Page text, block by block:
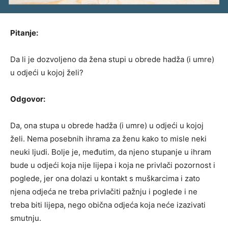
Pitanje:
Da li je dozvoljeno da žena stupi u obrede hadža (i umre)
u odjeći u kojoj želi?
Odgovor:
Da, ona stupa u obrede hadža (i umre) u odjeći u kojoj
želi. Nema posebnih ihrama za ženu kako to misle neki
neuki ljudi. Bolje je, međutim, da njeno stupanje u ihram
bude u odjeći koja nije lijepa i koja ne privlači pozornost i
poglede, jer ona dolazi u kontakt s muškarcima i zato
njena odjeća ne treba privlačiti pažnju i poglede i ne
treba biti lijepa, nego obična odjeća koja neće izazivati
smutnju.